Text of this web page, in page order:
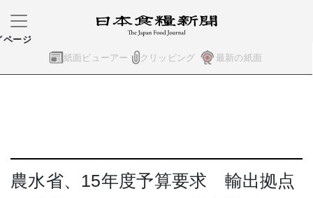
紙面ビューアー クリッピング 最新の紙面
ページ
農水省、15年度予算要求 輸出拠点